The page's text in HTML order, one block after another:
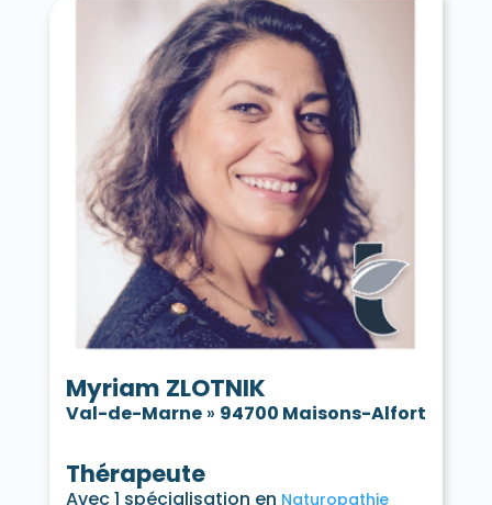
Myriam ZLOTNIK
Val-de-Marne» 94700 Maisons-Alfort
Thérapeute
Avec 1 spécialisation en Naturopathie